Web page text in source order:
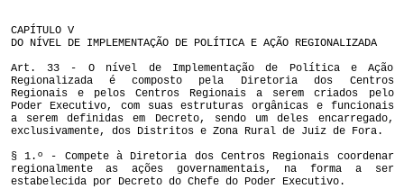
CAPÍTULO V
DO NÍVEL DE IMPLEMENTAÇÃO DE POLÍTICA E AÇÃO REGIONALIZADA
Art. 33 - O nível de Implementação de Política e Ação
Regionalizada é composto pela Diretoria dos Centros
Regionais e pelos Centros Regionais a serem criados pelo
Poder Executivo, com suas estruturas orgânicas e funcionais
a serem definidas em Decreto, sendo um deles encarregado,
exclusivamente, dos Distritos e Zona Rural de Juiz de Fora.
§ 1.º - Compete à Diretoria dos Centros Regionais coordenar
regionalmente as ações governamentais, na forma a ser
estabelecida por Decreto do Chefe do Poder Executivo.